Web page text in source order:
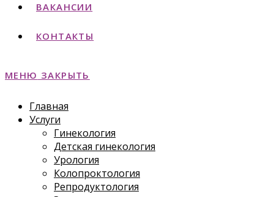
ВАКАНСИИ
КОНТАКТЫ
МЕНЮ ЗАКРЫТЬ
Главная
Услуги
Гинекология
Детская гинекология
Урология
Колопроктология
Репродуктология